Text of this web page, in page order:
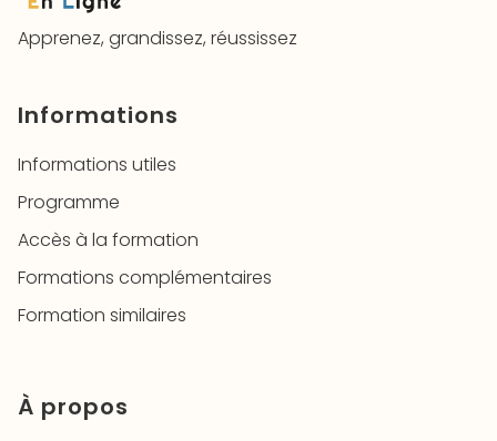
Apprenez, grandissez, réussissez
Informations
Informations utiles
Programme
Accès à la formation
Formations complémentaires
Formation similaires
À propos